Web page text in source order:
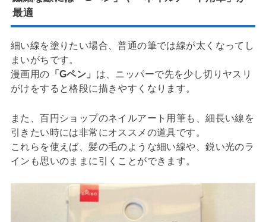
最適
細い線を塗りたい場合、普通の筆では線が太くなってし
まいがちです。
漫画用の 「Gペン」 は、ニッパーで先を少し切りヤスリ
がけをすると格段に描きやすくなります。
また、百円ショップのネイルアート用筆も、細長い線を
引きたい時には非常にオススメの道具です。
これらを使えば、髪の毛のような細い線や、鋭い光のラ
インも思いのままに引くことができます。